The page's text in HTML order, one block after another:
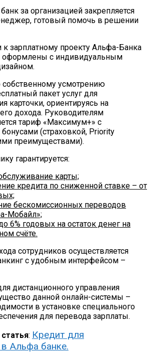
за организацией закрепляется
готовый помочь в решении
зарплатному проекту Альфа-Банка
оформлены с индивидуальным
собственному усмотрению
пакет услуг для
карточки, ориентируясь на
дохода. Руководителям
тариф «Максимум+» с
(страховкой, Priority
преимуществами).
гарантируется:
карты;
кредита по сниженной ставке – от
бескомиссионных переводов
Мобайл»;
6% годовых на остаток денег на
счёте.
сотрудников осуществляется
с удобным интерфейсом –
дистанционного управления
данной онлайн-системы –
в установке специального
для перевода зарплаты.
: Кредит для
Альфа банке.